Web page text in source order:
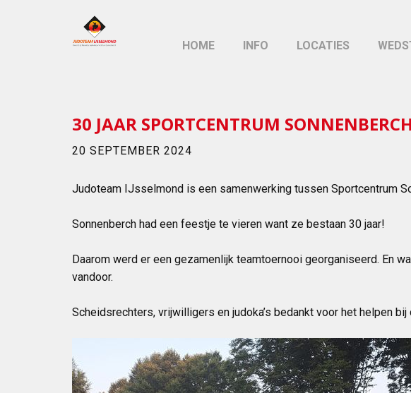
HOME INFO LOCATIES
30 JAAR SPORTCENTRUM SONNENBERCH
20 SEPTEMBER 2024
Judoteam IJsselmond is een samenwerking tussen Sportcentrum
Sonnenberch had een feestje te vieren want ze bestaan 30 jaar!
Daarom werd er een gezamenlijk teamtoernooi georganiseerd. En
vandoor.
Scheidsrechters, vrijwilligers en judoka’s bedankt voor het helpen bij